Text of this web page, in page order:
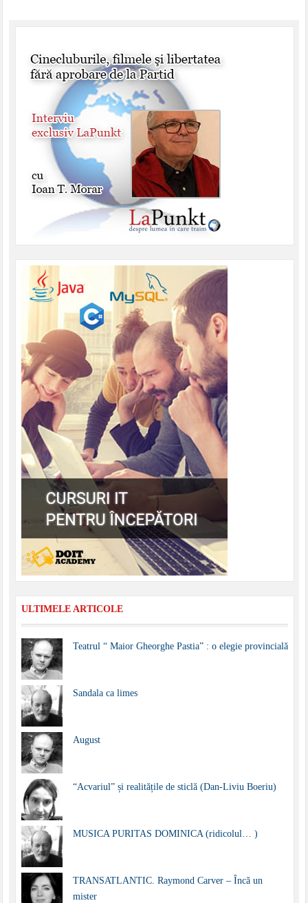
ULTIMELE ARTICOLE
Teatrul “ Maior Gheorghe Pastia” : o elegie provincială
Sandala ca limes
August
“Acvariul” și realitățile de sticlă (Dan-Liviu Boeriu)
MUSICA PURITAS DOMINICA (ridicolul… )
TRANSATLANTIC. Raymond Carver – Încă un
mister